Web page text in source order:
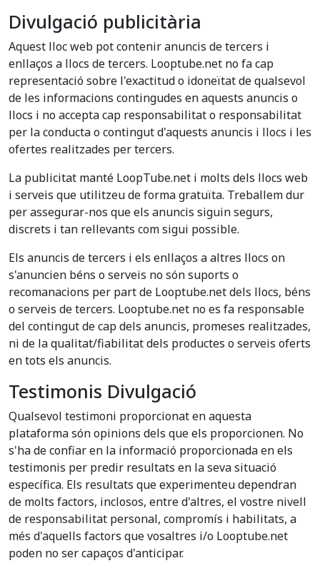
Divulgació publicitària
Aquest lloc web pot contenir anuncis de tercers i
enllaços a llocs de tercers. Looptube.net no fa cap
representació sobre l'exactitud o idoneïtat de qualsevol
de les informacions contingudes en aquests anuncis o
llocs i no accepta cap responsabilitat o responsabilitat
per la conducta o contingut d'aquests anuncis i llocs i les
ofertes realitzades per tercers.
La publicitat manté LoopTube.net i molts dels llocs web
i serveis que utilitzeu de forma gratuïta. Treballem dur
per assegurar-nos que els anuncis siguin segurs,
discrets i tan rellevants com sigui possible.
Els anuncis de tercers i els enllaços a altres llocs on
s'anuncien béns o serveis no són suports o
recomanacions per part de Looptube.net dels llocs, béns
o serveis de tercers. Looptube.net no es fa responsable
del contingut de cap dels anuncis, promeses realitzades,
ni de la qualitat/fiabilitat dels productes o serveis oferts
en tots els anuncis.
Testimonis Divulgació
Qualsevol testimoni proporcionat en aquesta
plataforma són opinions dels que els proporcionen. No
s'ha de confiar en la informació proporcionada en els
testimonis per predir resultats en la seva situació
específica. Els resultats que experimenteu dependran
de molts factors, inclosos, entre d'altres, el vostre nivell
de responsabilitat personal, compromís i habilitats, a
més d'aquells factors que vosaltres i/o Looptube.net
poden no ser capaços d'anticipar.